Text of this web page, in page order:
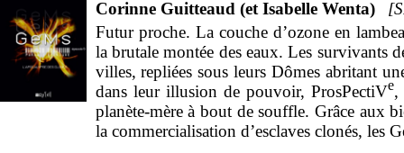
Episode 3 : Le verdict est tombé :
l’ardoise. Au risque de sacrifier leur
monde possible, tandis que Géryon cède
est grave. Le projet Ganymède pourrait
l’éternité. Gwydion ne peut laisser faire
l’infortuné Ludwig. Leur objectif : tuer le
Corinne Guitteaud (et Isabelle Wenta)
Futur proche. La couche d’ozone en
la brutale montée des eaux. Les survivants
villes, repliées sous leurs Dômes abritant
dans leur illusion de pouvoir, ProsPectiVe,
planète-mère à bout de souffle. Grâce aux
la commercialisation d’esclaves clonés, les